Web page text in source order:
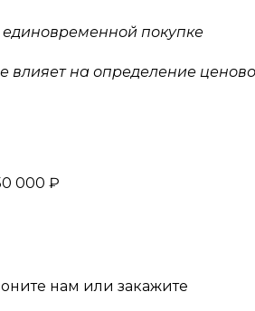
покупке
влияет на определение
000 ₽
нам или закажите